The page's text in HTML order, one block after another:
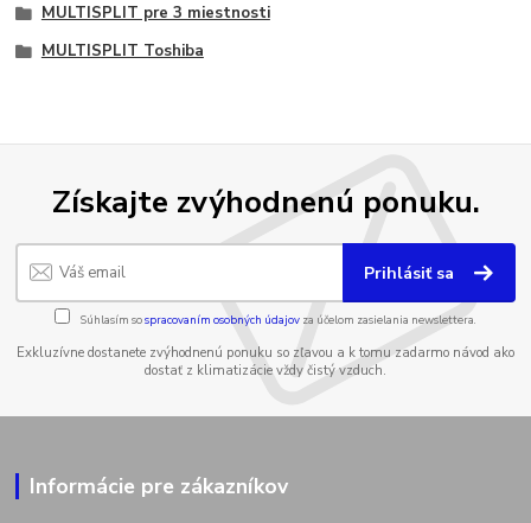
MULTISPLIT pre 3 miestnosti
MULTISPLIT Toshiba
Získajte zvýhodnenú ponuku.
Prihlásiť sa
Súhlasím sospracovaním osobných údajov za účelom zasielania newslettera.
Exkluzívne dostanete zvýhodnenú ponuku so zľavou a k tomu zadarmo návod ako
dostať z klimatizácie vždy čistý vzduch.
Informácie pre zákazníkov